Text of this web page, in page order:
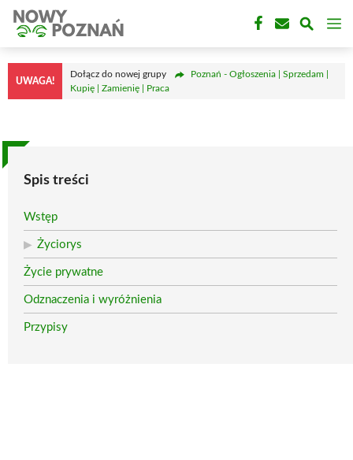
Przejdź
treści
UWAGA!
Dołącz do nowej grupy
Poznań - Ogłoszenia | Sprzedam |
Kupię | Zamienię | Praca
Spis treści
Wstęp
Życiorys
Życie prywatne
Odznaczenia i wyróżnienia
Przypisy